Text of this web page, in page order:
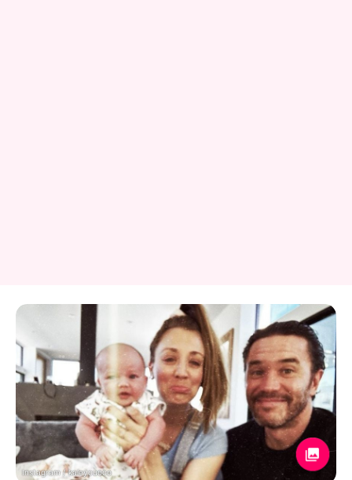
Instagram / kaleycuoco